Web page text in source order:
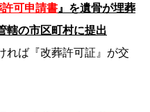
可申請書 』を遺骨が埋葬
轄の市区町村に提出
れば『改葬許可証』が交